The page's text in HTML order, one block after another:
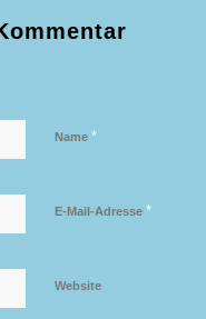
Name *
E-Mail-Adresse *
Website